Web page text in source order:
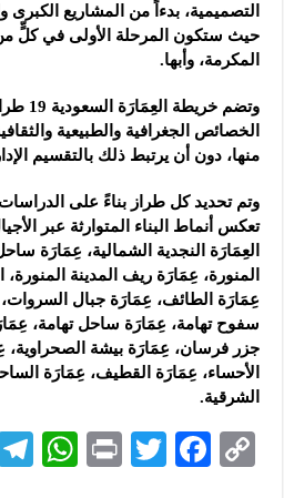
التصميمية، بدءاً من المشاريع الكبرى
حيث ستكون المرحلة الأولى في كلٍّ
المكرمة، وأبها.
وتضم
الخصائص الجغرافية والطبيعية
منها، دون أن يرتبط ذلك بالتقسيم
وتم تحديد كل طراز بناءً على الدراسات
تعكس أنماط البناء المتوارثة عبر
العِمَارَة النجدية الشمالية، عِمَارَة
المنورة، عِمَارَة ريف المدينة المنورة،
عِمَارَة الطائف، عِمَارَة جبال
سفوح تهامة، عِمَارَة ساحل تهامة،
جزر فرسان، عِمَارَة بيشة الصحراوية،
الأحساء، عِمَارَة القطيف، عِمَارَة
الشرقية.
C
F
T
P
W